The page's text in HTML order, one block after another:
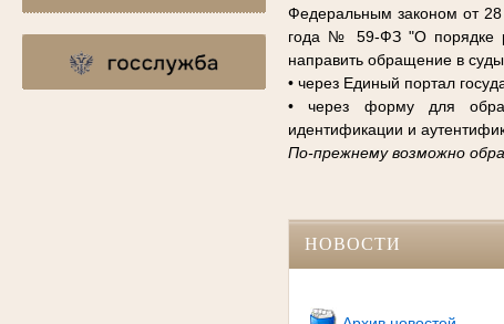
Федеральным законом от
года № 59-ФЗ "О порядке
направить обращение в
• через Единый портал
• через форму для
идентификации и
По-прежнему возможно
НОВОСТИ